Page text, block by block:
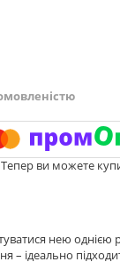
Тепер ви можете
нею однією
– ідеально